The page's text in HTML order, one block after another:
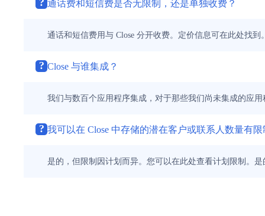
? 通话费和短信费是否无限制，还是单独收费？
通话和短信费用与 Close 分开收费。定价信息可在此处找
? Close 与谁集成？
我们与数百个应用程序集成，对于那些我们尚未集成的应
? 我可以在 Close 中存储的潜在客户或联系人数量有
是的，但限制因计划而异。您可以在此处查看计划限制。